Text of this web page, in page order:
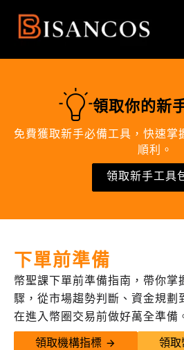
領取你的新
免費獲取新手必備工具，快速掌
順利。
領取新手工具
下單前準備
幣聖課下單前準備指南，帶你掌
驟，從市場趨勢判斷、資金規劃
在進入幣圈交易前做好萬全準備
領取機構指標 領取